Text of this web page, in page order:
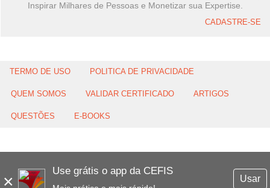
×
Use grátis o app da CEFIS
Usar
Inspirar Milhares de Pessoas e Monetizar sua Expertise.
CADASTRE-SE
TERMO DE USO POLITICA DE PRIVACIDADE
QUEM SOMOS VALIDAR CERTIFICADO ARTIGOS
QUESTÕES E-BOOKS